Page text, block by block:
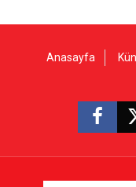
Anasayfa